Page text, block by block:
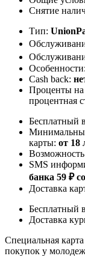
Снятие
Тип:
Особенности:
Cash back:
Проценты на
процентная
Бесплатный
карты: от 18
SMS
банка 59 ₽
Доставка
Бесплатный
Доставка
Специальная
покупок у